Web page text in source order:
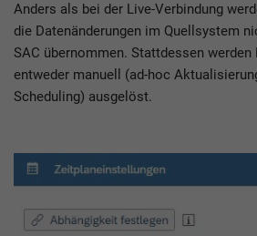
Anders als bei der Live-Verbindung
die Datenänderungen im Quellsystem
SAC übernommen. Stattdessen
entweder manuell (ad-hoc
Scheduling) ausgelöst.